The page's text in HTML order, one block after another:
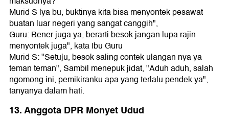
Murid S lya bu, buktinya kita bisa menyontek pesawat
buatan luar negeri yang sangat canggih",
Guru: Bener juga ya, berarti besok jangan lupa rajin
menyontek juga", kata Ibu Guru
Murid S: "Setuju, besok saling contek ulangan nya ya
teman teman", Sambil menepuk jidat, "Aduh aduh, salah
ngomong ini, pemikiranku apa yang terlalu pendek ya",
tanyanya dalam hati.
13. Anggota DPR Monyet Udud